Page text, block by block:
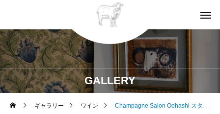
GALLERY
ギャラリー ワイン Champagne Salon Oohashi スタートします